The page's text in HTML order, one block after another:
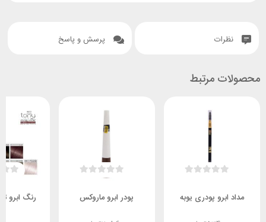
نظرات پرسش و پاسخ
محصولات مرتبط
مداد ابرو پودری یوبه پودر ابرو ماروکس رنگ ابرو تونی